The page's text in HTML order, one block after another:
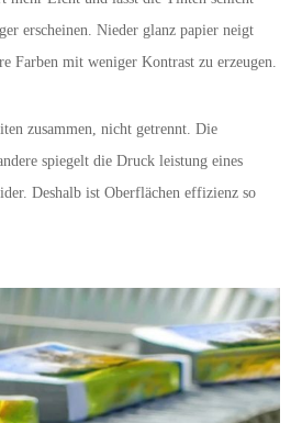
erscheinen. Nieder glanz papier neigt
Farben mit weniger Kontrast zu erzeugen.
zusammen, nicht getrennt. Die
spiegelt die Druck leistung eines
Deshalb ist Oberflächen effizienz so